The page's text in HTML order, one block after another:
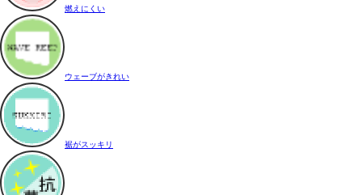
燃えにくい
ウェーブがきれい
裾がスッキリ